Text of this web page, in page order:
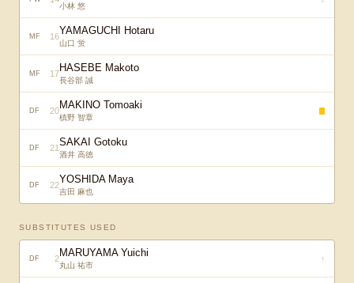
小林 悠
MF 16YAMAGUCHI Hotaru
山口 蛍
MF 17HASEBE Makoto
長谷部 誠
DF 20MAKINO Tomoaki
槙野 智章
DF 21SAKAI Gotoku
酒井 高徳
DF 22YOSHIDA Maya
吉田 麻也
SUBSTITUTES USED
DF 2MARUYAMA Yuichi
丸山 祐市
↑